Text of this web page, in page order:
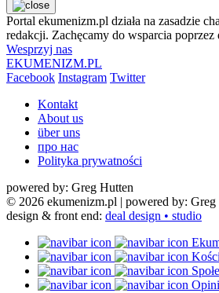
Portal ekumenizm.pl działa na zasadzie
redakcji. Zachęcamy do wsparcia
Wesprzyj nas
EKUMENIZM.PL
Facebook Instagram Twitter
Kontakt
About us
über uns
про нас
Polityka prywatności
powered by: Greg Hutten
© 2026 ekumenizm.pl | powered by: Greg
design & front end: deal design • studio